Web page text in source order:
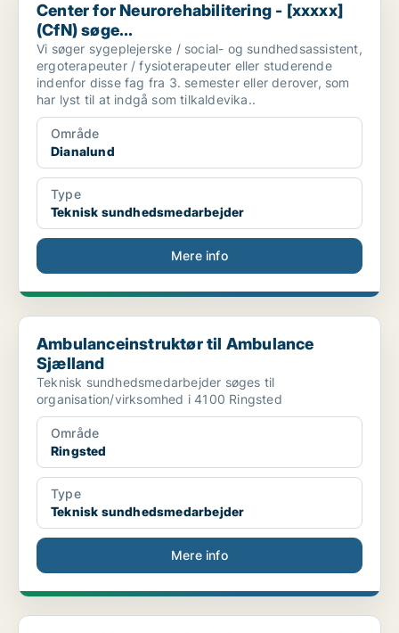
Center for Neurorehabilitering - [xxxxx]
(CfN) søge...
Vi søger sygeplejerske / social- og sundhedsassistent,
ergoterapeuter / fysioterapeuter eller studerende
indenfor disse fag fra 3. semester eller derover, som
har lyst til at indgå som tilkaldevika..
Område
Dianalund
Type
Teknisk sundhedsmedarbejder
Mere info
Ambulanceinstruktør til Ambulance Sjælland
Ambulanceinstruktør til Ambulance
Sjælland
Teknisk sundhedsmedarbejder søges til
organisation/virksomhed i 4100 Ringsted
Område
Ringsted
Type
Teknisk sundhedsmedarbejder
Mere info
Neurofysiologitekniker eller bioanalytiker – bliv ...